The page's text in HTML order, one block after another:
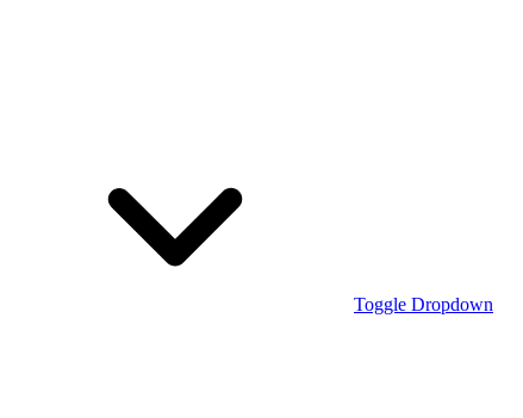
Toggle Dropdown